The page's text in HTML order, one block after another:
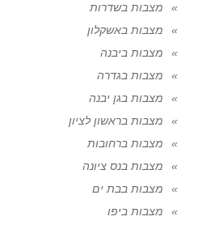
מצבות בשדרות
מצבות באשקלון
מצבות ביבנה
מצבות בגדרה
מצבות בגן יבנה
מצבות בראשון לציון
מצבות ברחובות
מצבות בנס ציונה
מצבות בבת ים
מצבות ביפו